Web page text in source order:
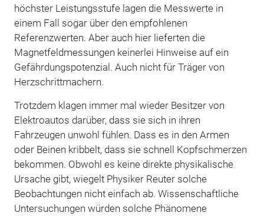
höchster Leistungsstufe lagen die Messwerte in
einem Fall sogar über den empfohlenen
Referenzwerten. Aber auch hier lieferten die
Magnetfeldmessungen keinerlei Hinweise auf ein
Gefährdungspotenzial. Auch nicht für Träger von
Herzschrittmachern.
Trotzdem klagen immer mal wieder Besitzer von
Elektroautos darüber, dass sie sich in ihren
Fahrzeugen unwohl fühlen. Dass es in den Armen
oder Beinen kribbelt, dass sie schnell Kopfschmerzen
bekommen. Obwohl es keine direkte physikalische
Ursache gibt, wiegelt Physiker Reuter solche
Beobachtungen nicht einfach ab. Wissenschaftliche
Untersuchungen würden solche Phänomene